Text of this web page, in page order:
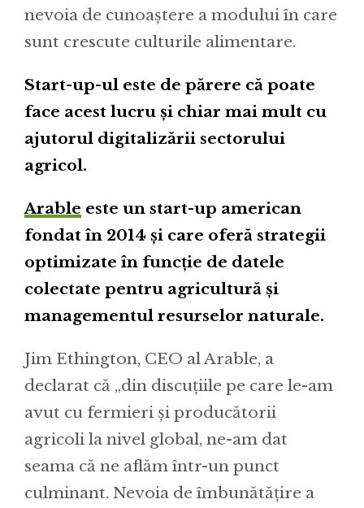
nevoia de cunoaștere a modului în care
sunt crescute culturile alimentare.
Start-up-ul este de părere că poate
face acest lucru și chiar mai mult cu
ajutorul digitalizării sectorului
agricol.
Arable este un start-up american
fondat în 2014 și care oferă strategii
optimizate în funcție de datele
colectate pentru agricultură și
managementul resurselor naturale.
Jim Ethington, CEO al Arable, a
declarat că „din discuțiile pe care le-am
avut cu fermieri și producătorii
agricoli la nivel global, ne-am dat
seama că ne aflăm într-un punct
culminant. Nevoia de îmbunătățire a